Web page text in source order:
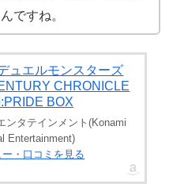
ですね。
ュエルモンスターズ
CHRONICLE
BOX
ンタテインメント(Konami
Entertainment)
・口コミを見る